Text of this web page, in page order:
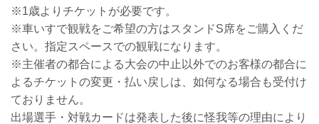
※1歳よりチケットが必要です。
※車いすで観戦をご希望の方はスタンドS席をご購入くだ
さい。指定スペースでの観戦になります。
※主催者の都合による大会の中止以外でのお客様の都合に
よるチケットの変更・払い戻しは、如何なる場合も受付け
ておりません。
出場選手・対戦カードは発表した後に怪我等の理由により